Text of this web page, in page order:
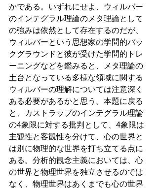
かである。いずれにせよ、ウィルバー
のインテグラル理論のメタ理論として
の強みは依然として存在するのだが、
ウィルバーという思想家の学問的バッ
クグラウンドと彼が受けた学問的トレ
ーニングなどを鑑みると、メタ理論の
土台となっている多様な領域に関する
ウィルバーの理解については注意深く
ある必要があるかと思う。本題に戻る
と、カストラップのインテグラル理論
の4象限に対する批判として、4象限は
主観性と客観性を分けて、心の世界と
は別に物理的な世界を打ち立てる点に
ある。分析的観念主義においては、心
の世界と物理世界を独立させるのでは
なく、物理世界はあくまでも心の世界